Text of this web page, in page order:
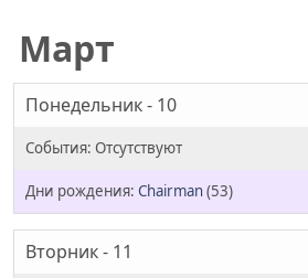
Март
Понедельник - 10
Chairman(53)
Вторник - 11